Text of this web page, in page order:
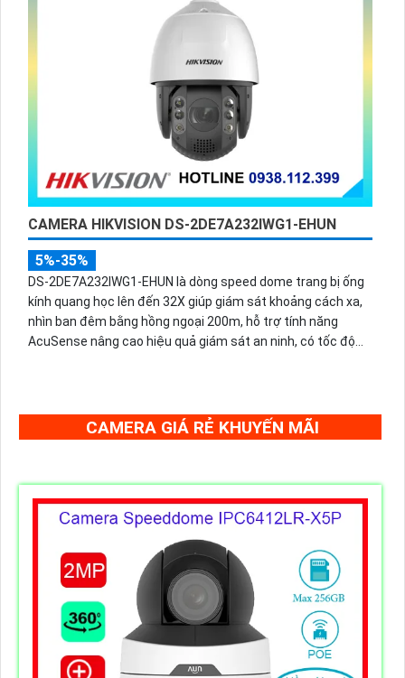
CAMERA HIKVISION DS-2DE7A232IWG1-EHUN
5%-35%
DS-2DE7A232IWG1-EHUN là dòng speed dome trang bị ống
kính quang học lên đến 32X giúp giám sát khoảng cách xa,
nhìn ban đêm bằng hồng ngoại 200m, hỗ trợ tính năng
AcuSense nâng cao hiệu quả giám sát an ninh, có tốc độ
CAMERA GIÁ RẺ KHUYẾN MÃI